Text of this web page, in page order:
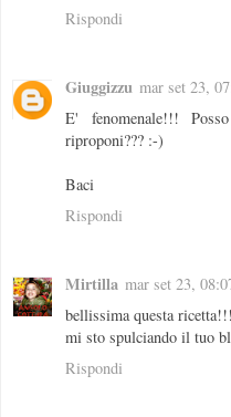
Rispondi
Giuggizzu mar set 23,
E' fenomenale!!!
riproponi??? :-)
Baci
Rispondi
Mirtilla mar set 23,
bellissima questa
mi sto spulciando il tuo
Rispondi